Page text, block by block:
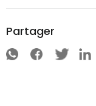
Partager